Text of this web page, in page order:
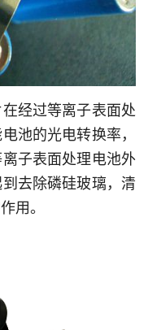
经过等离子表面处
池的光电转换率，
子表面处理电池外
去除磷硅玻璃，清
用。